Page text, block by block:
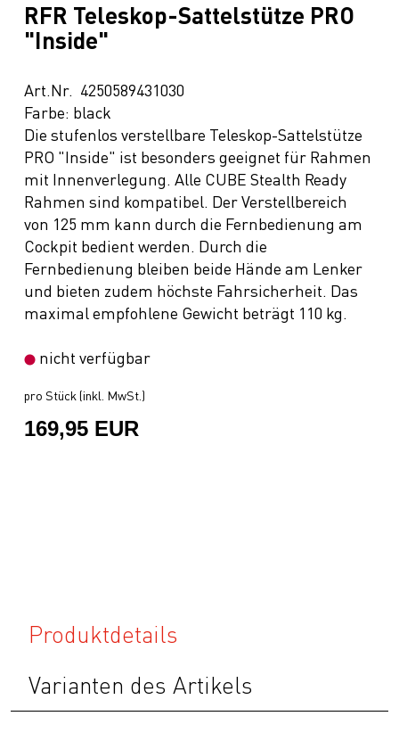
RFR Teleskop-Sattelstütze PRO
"Inside"
Art.Nr. 4250589431030
Farbe: black
Die stufenlos verstellbare Teleskop-Sattelstütze
PRO "Inside" ist besonders geeignet für Rahmen
mit Innenverlegung. Alle CUBE Stealth Ready
Rahmen sind kompatibel. Der Verstellbereich
von 125 mm kann durch die Fernbedienung am
Cockpit bedient werden. Durch die
Fernbedienung bleiben beide Hände am Lenker
und bieten zudem höchste Fahrsicherheit. Das
maximal empfohlene Gewicht beträgt 110 kg.
nicht verfügbar
pro Stück (inkl. MwSt.)
169,95 EUR
Produktdetails
Varianten des Artikels